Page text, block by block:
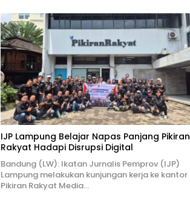
IJP Lampung Belajar Napas Panjang Pikiran
Rakyat Hadapi Disrupsi Digital
Bandung (LW): Ikatan Jurnalis Pemprov (IJP)
Lampung melakukan kunjungan kerja ke kantor
Pikiran Rakyat Media…